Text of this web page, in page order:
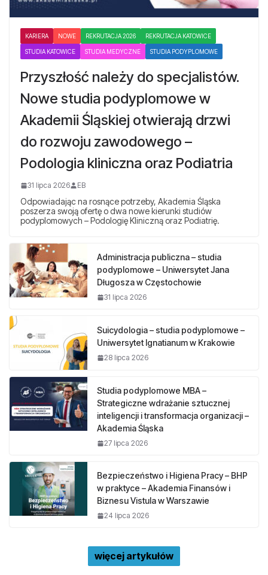
KARIERA NOWE REKRUTACJA 2026 REKRUTACJA KATOWICE
STUDIA KATOWICE STUDIA MEDYCZNE STUDIA PODYPLOMOWE
Przyszłość należy do specjalistów.
Nowe studia podyplomowe w
Akademii Śląskiej otwierają drzwi
do rozwoju zawodowego –
Podologia kliniczna oraz Podiatria
31 lipca 2026 EB
Odpowiadając na rosnące potrzeby, Akademia Śląska
poszerza swoją ofertę o dwa nowe kierunki studiów
podyplomowych – Podologię Kliniczną oraz Podiatrię.
Administracja publiczna – studia
podyplomowe – Uniwersytet Jana
Długosza w Częstochowie
31 lipca 2026
Suicydologia – studia podyplomowe –
Uniwersytet Ignatianum w Krakowie
28 lipca 2026
Studia podyplomowe MBA –
Strategiczne wdrażanie sztucznej
inteligencji i transformacja organizacji –
Akademia Śląska
27 lipca 2026
Bezpieczeństwo i Higiena Pracy – BHP
w praktyce – Akademia Finansów i
Biznesu Vistula w Warszawie
24 lipca 2026
więcej artykułów